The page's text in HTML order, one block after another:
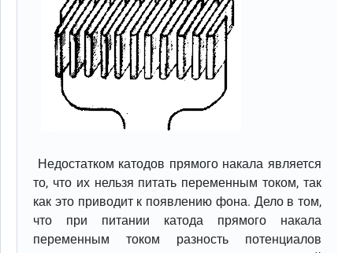
Недостатком катодов прямого накала является
то, что их нельзя питать переменным током, так
как это приводит к появлению фона. Дело в том,
что при питании катода прямого накала
переменным током разность потенциалов